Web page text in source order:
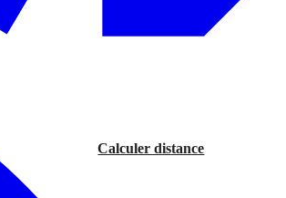
Calculer distance